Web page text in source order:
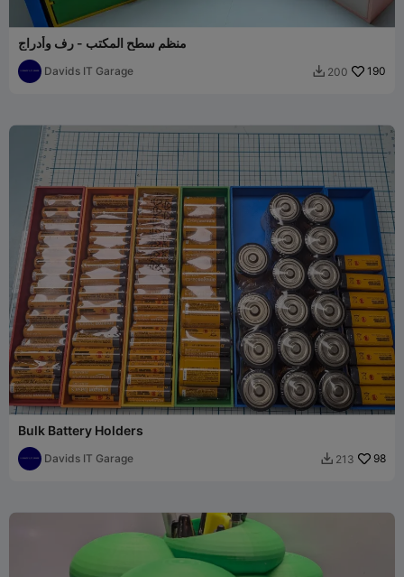
منظم سطح المكتب - رف وأدراج
Davids IT Garage  200 190
Bulk Battery Holders
Davids IT Garage  213 98